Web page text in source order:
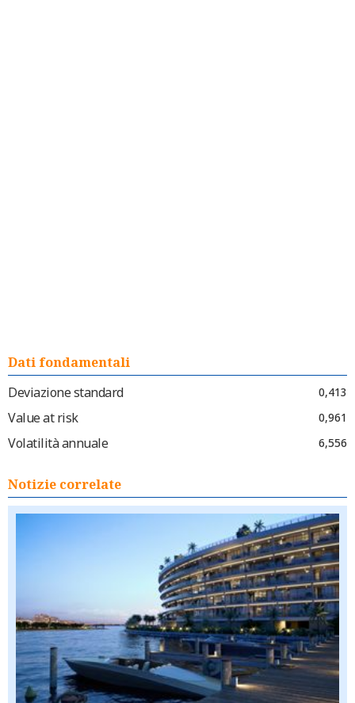
Dati fondamentali
Deviazione standard
0,413
Value at risk 0,961
Volatilità annuale 6,556
Notizie correlate